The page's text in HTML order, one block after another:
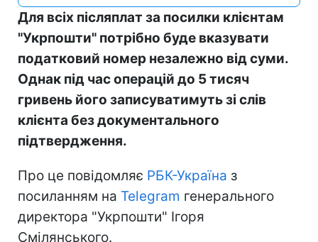
Для всіх післяплат за посилки клієнтам
"Укрпошти" потрібно буде вказувати
податковий номер незалежно від суми.
Однак під час операцій до 5 тисяч
гривень його записуватимуть зі слів
клієнта без документального
підтвердження.
Про це повідомляє РБК-Україна з
посиланням на Telegram генерального
директора "Укрпошти" Ігоря
Смілянського.